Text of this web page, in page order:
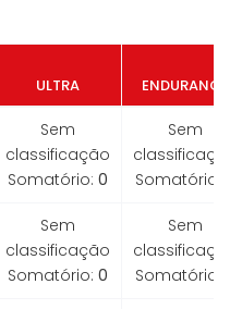
ULTRA ENDURANCE
Sem
classificação
Somatório: 0
Sem
Somatório:
Sem
classificação
Somatório: 0
Sem
Somatório: